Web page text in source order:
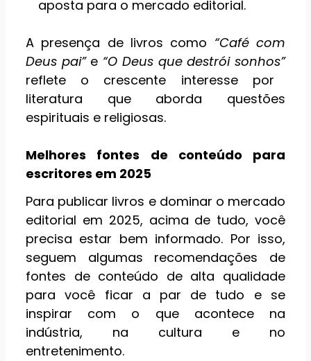
aposta para o mercado editorial.
A presença de livros como “Café com
Deus pai”e “O Deus que destrói sonhos”
reflete o crescente interesse por
literatura que aborda questões
espirituais e religiosas.
Melhores fontes de conteúdo para
escritores em 2025
Para publicar livros e dominar o mercado
editorial em 2025, acima de tudo, você
precisa estar bem informado. Por isso,
seguem algumas recomendações de
fontes de conteúdo de alta qualidade
para você ficar a par de tudo e se
inspirar com o que acontece na
indústria, na cultura e no
entretenimento.